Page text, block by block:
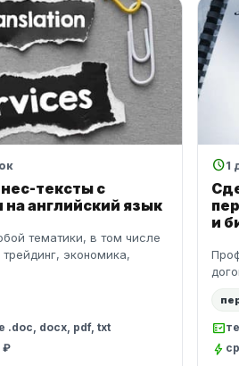
тексты с
на английский язык
тематики, в том числе
экономика,
.doc, docx, pdf, txt
₽
schedule1
и
fact_check
bolt